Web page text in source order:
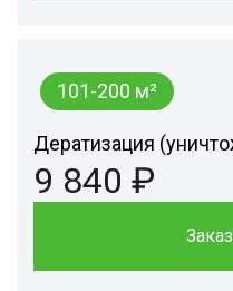
101-200 м²
Дератизация
9 840 ₽